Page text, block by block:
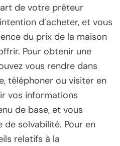
de votre prêteur
d’acheter, et vous
du prix de la maison
Pour obtenir une
vous rendre dans
téléphoner ou visiter en
vos informations
de base, et vous
solvabilité. Pour en
relatifs à la